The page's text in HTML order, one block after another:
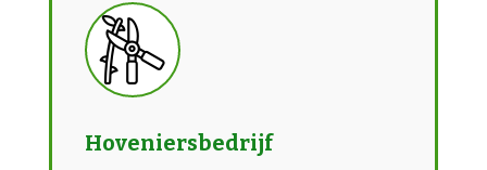
Hoveniersbedrijf